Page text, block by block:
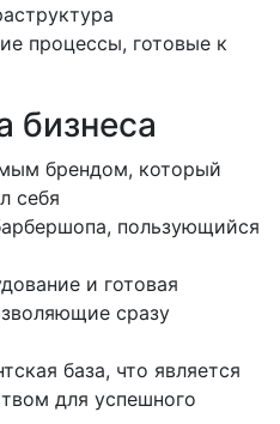
процессы, готовые к
бизнеса
брендом, который
себя
пользующийся
и готовая
сразу
база, что является
для успешного